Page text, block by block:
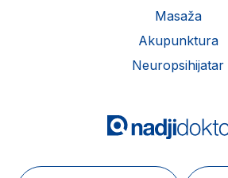
Masaža
Akupunktura
Neuropsihijatar